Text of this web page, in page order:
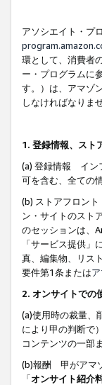
アソシエイト・プ
環として、消費者
ー・プログラムに
す。）は、アマゾ
しなければなりませ
1. 登録情報、スト
(a) 登録情報 イン
可を含む、全ての
(b) ストアフロン
ン・サイトのスト
のセッションは、
「サービス提供
真、編集物、リス
要件第1条または
2. オンサイトでの
(a)使用時の裁量、
により甲の判断で
コンテンツの一部
(b)報酬 甲がアマ
「オンサイト紹介